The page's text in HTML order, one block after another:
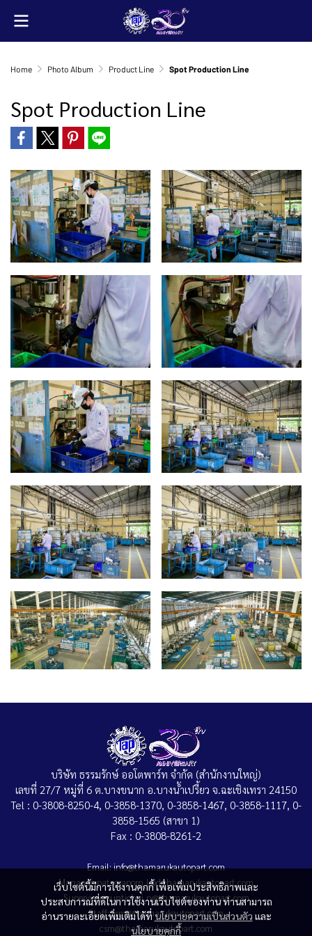
Home Photo Album Product Line Spot Production Line
Spot Production Line
เว็บไซต์นี้มีการใช้งานคุกกี้ เพื่อเพิ่มประสิทธิภาพและ
ประสบการณ์ที่ดีในการใช้งานเว็บไซต์ของท่าน ท่านสามารถ
อ่านรายละเอียดเพิ่มเติมได้ที่นโยบายความเป็นส่วนตัว และ
นโยบายคุกกี้
บริษัท ธรรมรักษ์ ออโตพาร์ท จำกัด (สำนักงานใหญ่)
เลขที่ 27/7 หมู่ที่ 6 ต.บางขนาก อ.บางน้ำเปรี้ยว จ.ฉะเชิงเทรา 24150
Tel : 0-3808-8250-4, 0-3858-1370, 0-3858-1467, 0-3858-1117, 0-
3858-1565 (สาขา 1)
Fax : 0-3808-8261-2
Email: info@thamarukautopart.com
Manager: patsaraporn_l@d.thamarukautopart.com
Supervisor: suntichai_n@thamarukautopart.com
Staff: tsm@thamarukautopart.com
csm@thamarukautopart.com